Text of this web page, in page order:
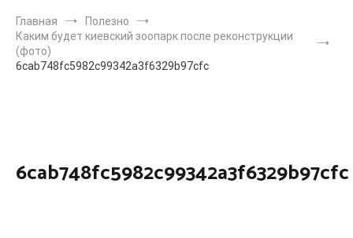
Главная
Полезно
Каким будет киевский зоопарк после реконструкции
(фото)
6cab748fc5982c99342a3f6329b97cfc
6cab748fc5982c99342a3f6329b97cfc